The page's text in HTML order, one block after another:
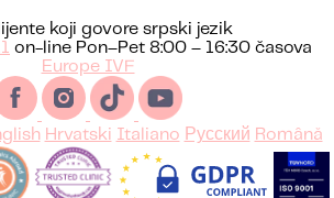
koji govore srpski jezik
on-line Pon–Pet 8:00 – 16:30 časova
Europe IVF
Hrvatski Italiano Русский Română